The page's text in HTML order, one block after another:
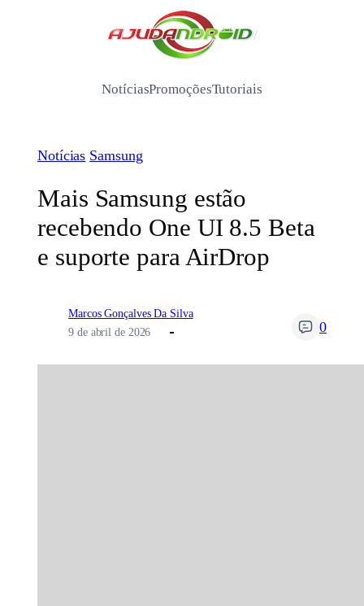
/
NotíciasPromoçõesTutoriais
Notícias Samsung
Mais Samsung estão
recebendo One UI 8.5 Beta
e suporte para AirDrop
Marcos Gonçalves Da Silva
9 de abril de 2026
0